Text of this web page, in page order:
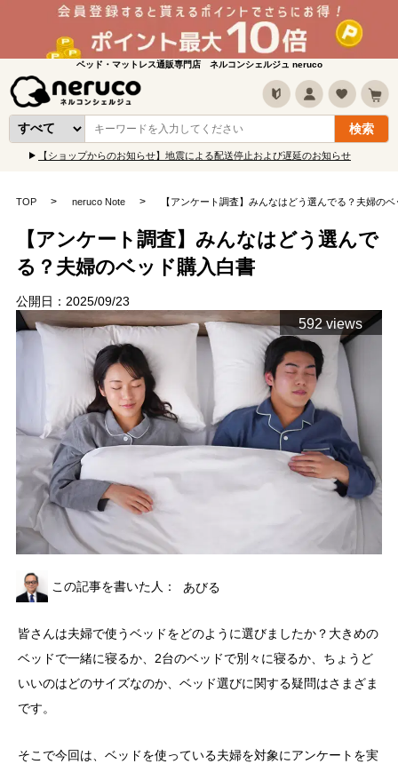
ベッド・マットレス通販専門店 ネルコンシェルジュ neruco
【ショップからのお知らせ】地震による配送停止および遅延のお知らせ
TOP neruco Note 【アンケート調査】みんなはどう選んでる？夫婦の
【アンケート調査】みんなはどう選んで
る？夫婦のベッド購入白書
公開日：2025/09/23
592 views
この記事を書いた人： あびる
皆さんは夫婦で使うベッドをどのように選びましたか？大きめの
ベッドで一緒に寝るか、2台のベッドで別々に寝るか、ちょうど
いいのはどのサイズなのか、ベッド選びに関する疑問はさまざま
です。
そこで今回は、ベッドを使っている夫婦を対象にアンケートを実